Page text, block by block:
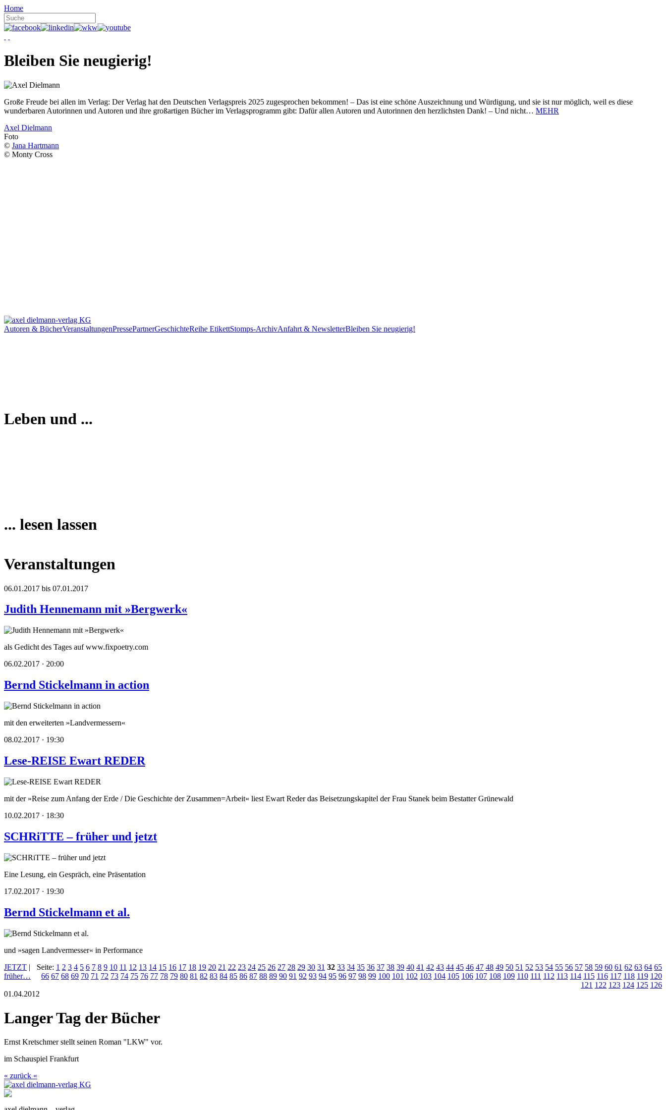
Home
Bleiben Sie neugierig!
Große Freude bei allen im Verlag: Der Verlag hat den Deutschen Verlagspreis 2025 zugesprochen bekommen! – Das ist eine schöne Auszeichnung und Würdigung, und sie ist nur möglich, weil es diese
wunderbaren Autorinnen und Autoren und ihre großartigen Bücher im Verlagsprogramm gibt: Dafür allen Autoren und Autorinnen den herzlichsten Dank! – Und nicht… MEHR
Axel Dielmann
Foto
© Jana Hartmann
© Monty Cross
Autoren & BücherVeranstaltungenPressePartnerGeschichteReihe EtikettStomps-ArchivAnfahrt & NewsletterBleiben Sie neugierig!
Leben und ...
... lesen lassen
Veranstaltungen
06.01.2017 bis 07.01.2017
Judith Hennemann mit »Bergwerk«
als Gedicht des Tages auf www.fixpoetry.com
06.02.2017 · 20:00
Bernd Stickelmann in action
mit den erweiterten »Landvermessern«
08.02.2017 · 19:30
Lese-REISE Ewart REDER
mit der »Reise zum Anfang der Erde / Die Geschichte der Zusammen=Arbeit« liest Ewart Reder das Beisetzungskapitel der Frau Stanek beim Bestatter Grünewald
10.02.2017 · 18:30
SCHRiTTE – früher und jetzt
Eine Lesung, ein Gespräch, eine Präsentation
17.02.2017 · 19:30
Bernd Stickelmann et al.
und »sagen Landvermesser« in Performance
JETZT |
früher…
Seite: 1 2 3 4 5 6 7 8 9 10 11 12 13 14 15 16 17 18 19 20 21 22 23 24 25 26 27 28 29 30 31 32 33 34 35 36 37 38 39 40 41 42 43 44 45 46 47 48 49 50 51 52 53 54 55 56 57 58 59 60 61 62 63 64 65
66 67 68 69 70 71 72 73 74 75 76 77 78 79 80 81 82 83 84 85 86 87 88 89 90 91 92 93 94 95 96 97 98 99 100 101 102 103 104 105 106 107 108 109 110 111 112 113 114 115 116 117 118 119 120
121 122 123 124 125 126
01.04.2012
Langer Tag der Bücher
Ernst Kretschmer stellt seinen Roman "LKW" vor.
im Schauspiel Frankfurt
« zurück «